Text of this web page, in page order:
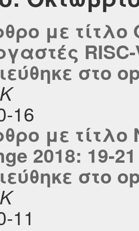
με τίτλο
στο
16
με τίτλο
2018: 19-
στο
11